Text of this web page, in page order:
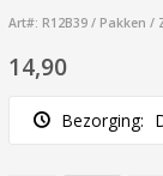
Art#: R12B39 / Pakken /
14,90
Bezorging: